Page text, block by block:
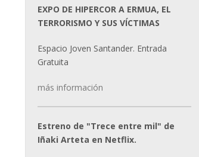
EXPO DE HIPERCOR A ERMUA, EL
TERRORISMO Y SUS VÍCTIMAS
Espacio Joven Santander. Entrada
Gratuita
más información
Estreno de "Trece entre mil" de
Iñaki Arteta en Netflix.